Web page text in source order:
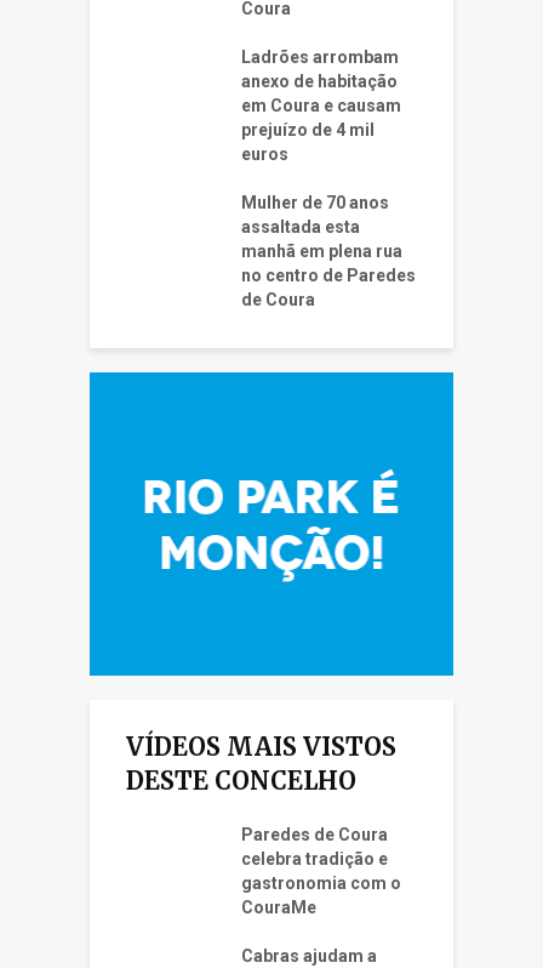
Coura
Ladrões arrombam
anexo de habitação
em Coura e causam
prejuízo de 4 mil
euros
Mulher de 70 anos
assaltada esta
manhã em plena rua
no centro de Paredes
de Coura
VÍDEOS MAIS VISTOS
DESTE CONCELHO
Paredes de Coura
celebra tradição e
gastronomia com o
CouraMe
Cabras ajudam a